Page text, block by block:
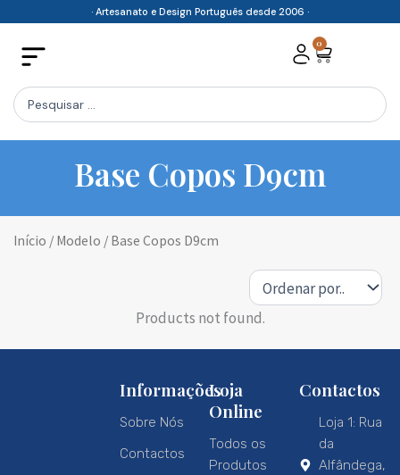
content
· Artesanato e Design Português desde 2006 ·
0
Cart
Search
...
Base Copos D9cm
Início / Modelo / Base Copos D9cm
Products not found.
Informações
Sobre Nós
Contactos
Loja
Online
Todos os
Produtos
Contactos
Loja 1: Rua
da
Alfândega,